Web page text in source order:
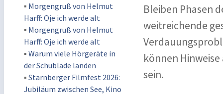
▪ Morgengruß von Helmut
Harff: Oje ich werde alt
▪ Morgengruß von Helmut
Harff: Oje ich werde alt
▪ Warum viele Hörgeräte in
der Schublade landen
▪ Starnberger Filmfest 2026:
Jubiläum zwischen See, Kino
Bleiben Phasen
weitreichende
können
sein.